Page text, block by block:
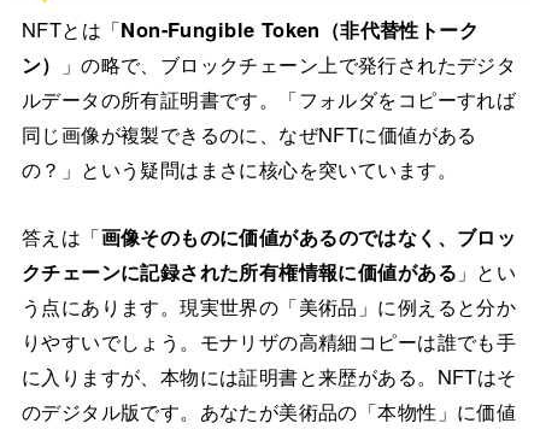
NFTとは「Non-Fungible Token（非代替性トーク
ン）
」の略で、ブロックチェーン上で発行されたデジタ
ルデータの所有証明書です。「フォルダをコピーすれば
同じ画像が複製できるのに、なぜNFTに価値がある
の？」という疑問はまさに核心を突いています。
答えは「画像そのものに価値があるのではなく、ブロッ
クチェーンに記録された所有権情報に価値がある 」とい
う点にあります。現実世界の「美術品」に例えると分か
りやすいでしょう。モナリザの高精細コピーは誰でも手
に入りますが、本物には証明書と来歴がある。NFTはそ
のデジタル版です。あなたが美術品の「本物性」に価値